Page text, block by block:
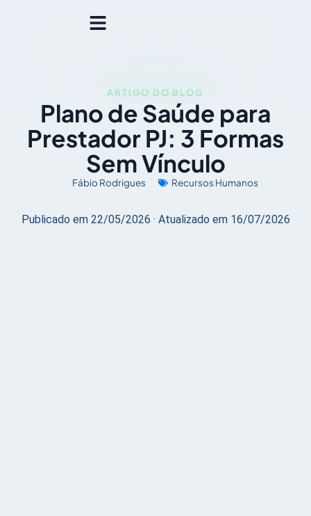
ARTIGO DO BLOG
Plano de Saúde para
Prestador PJ: 3 Formas
Sem Vínculo
Fábio Rodrigues Recursos Humanos
Publicado em 22/05/2026 · Atualizado em 16/07/2026